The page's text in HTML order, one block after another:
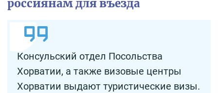
россиянам для въезда
Консульский отдел Посольства
Хорватии, а также визовые центры
Хорватии выдают туристические визы.